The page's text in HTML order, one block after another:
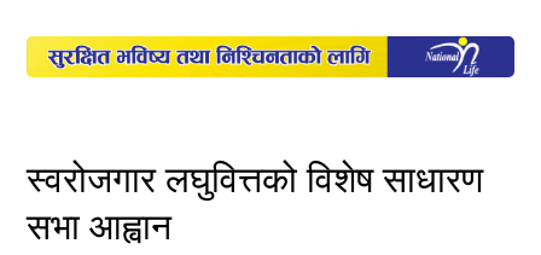
इन्स्योरेन्स
पूँजीबजार
अटो
स्वरोजगार लघुवित्तको विशेष साधारण
सभा आह्वान